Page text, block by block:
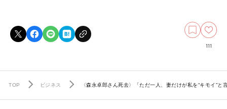
111
TOP ビジネス 〈森永卓郎さん死去〉「ただ一人、妻だけが私を“キモイ”